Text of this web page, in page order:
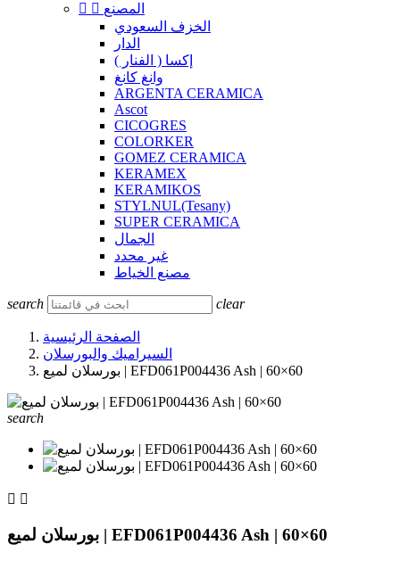
  المصنع
الخزف السعودي
الدار
إكسا ( الفنار )
وانغ كانغ
ARGENTA CERAMICA
Ascot
CICOGRES
COLORKER
GOMEZ CERAMICA
KERAMEX
KERAMIKOS
STYLNUL(Tesany)
SUPER CERAMICA
الجمال
غير محدد
مصنع الخياط
search clear
الصفحة الرئيسية
السيراميك والبورسلان
بورسلان لميع | EFD061P004436 Ash | 60×60
search
 
بورسلان لميع | EFD061P004436 Ash | 60×60